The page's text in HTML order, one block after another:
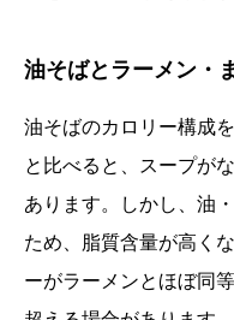
油そばとラーメン・
油そばのカロリー構成
と比べると、スープが
あります。しかし、油
ため、脂質含量が高く
ーがラーメンとほぼ同